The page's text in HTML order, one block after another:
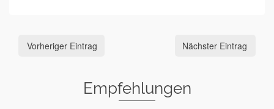
Vorheriger Eintrag Nächster Eintrag
Empfehlungen